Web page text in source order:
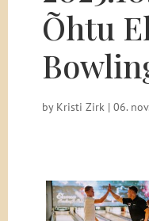
Õhtu
by Kristi Zirk| 06.